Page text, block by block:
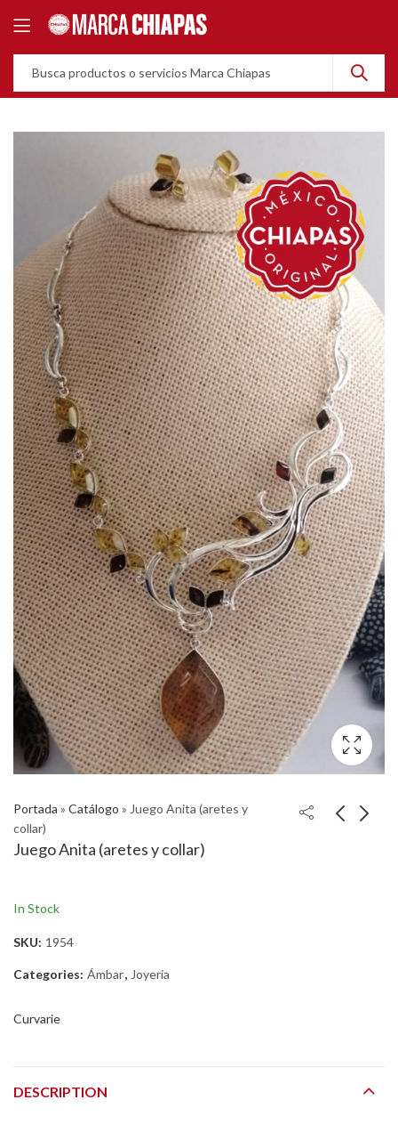
Portada » Catálogo » Juego Anita (aretes y
collar)
Juego Anita (aretes y collar)
In Stock
SKU: 1954
Categories: Ámbar, Joyeria
Curvarie
DESCRIPTION